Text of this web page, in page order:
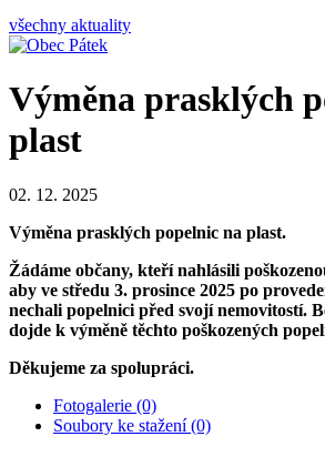
všechny aktuality
Výměna prasklých
plast
02. 12. 2025
Výměna prasklých popelnic na plast.
Žádáme občany, kteří nahlásili
aby ve středu 3. prosince 2025 po
nechali popelnici před svojí nemovitostí.
dojde k výměně těchto poškozených
Děkujeme za spolupráci.
Fotogalerie (0)
Soubory ke stažení (0)